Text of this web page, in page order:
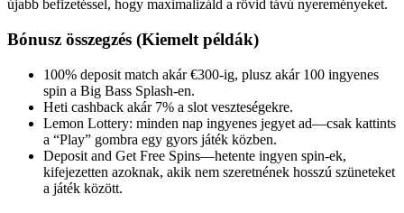
újabb befizetéssel, hogy maximalizáld a rövid távú nyereményeket.
Bónusz összegzés (Kiemelt példák)
100% deposit match akár €300-ig, plusz akár 100 ingyenes
spin a Big Bass Splash-en.
Heti cashback akár 7% a slot veszteségekre.
Lemon Lottery: minden nap ingyenes jegyet ad—csak kattints
a “Play” gombra egy gyors játék közben.
Deposit and Get Free Spins—hetente ingyen spin-ek,
kifejezetten azoknak, akik nem szeretnének hosszú szüneteket
a játék között.